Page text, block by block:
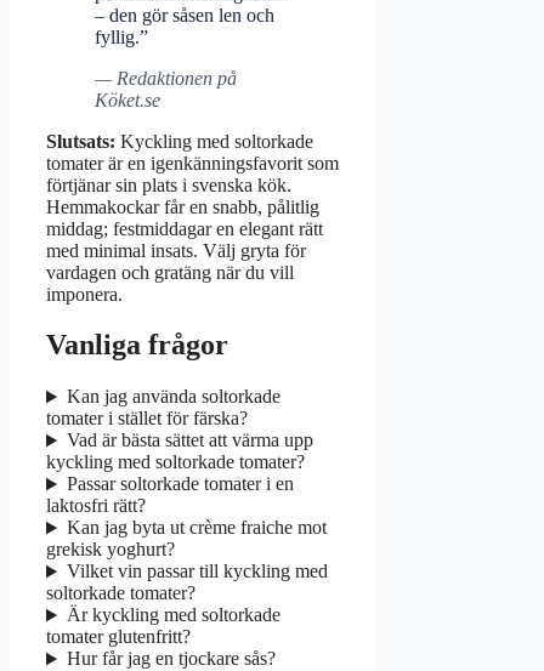
– den gör såsen len och
fyllig.”
— Redaktionen på
Köket.se
Slutsats: Kyckling med soltorkade
tomater är en igenkänningsfavorit som
förtjänar sin plats i svenska kök.
Hemmakockar får en snabb, pålitlig
middag; festmiddagar en elegant rätt
med minimal insats. Välj gryta för
vardagen och gratäng när du vill
imponera.
Vanliga frågor
Kan jag använda soltorkade
tomater i stället för färska?
Vad är bästa sättet att värma upp
kyckling med soltorkade tomater?
Passar soltorkade tomater i en
laktosfri rätt?
Kan jag byta ut crème fraiche mot
grekisk yoghurt?
Vilket vin passar till kyckling med
soltorkade tomater?
Är kyckling med soltorkade
tomater glutenfritt?
Hur får jag en tjockare sås?